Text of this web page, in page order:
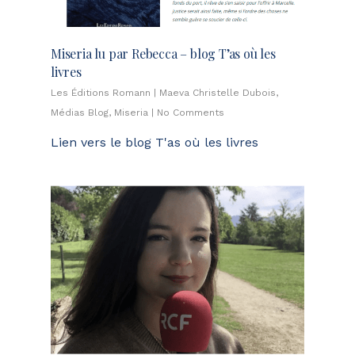
Miseria lu par Rebecca – blog T’as où les
livres
Les Éditions Romann Maeva Christelle Dubois,
Médias Blog, Miseria No Comments
Lien vers le blog T'as où les livres